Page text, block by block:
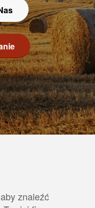
znaleźć